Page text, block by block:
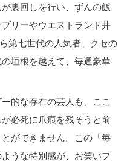
裏回しを行い、ずんの飯
リーやウエストランド井
第七世代の人気者、クセの
垣根を越えて、毎週豪華
的な存在の芸人も、ここ
必死に爪痕を残そうと前
ができません。この「毎
うな特別感が、お笑いフ